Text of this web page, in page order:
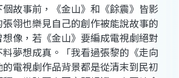
故事前，《金山》和《餘震》皆影
翎也樂見自己的創作被能說故事的
像，若《金山》要編成電視劇絕對
夢想成真。「我看過張黎的《走向
電視劇作品背景都是從清末到民初